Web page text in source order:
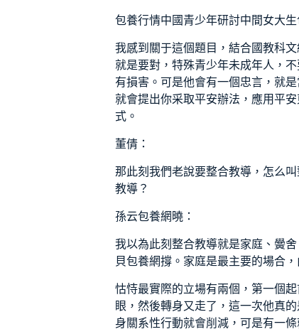
包養行情中國青少年研討中間女大
我感到關于這個題目，結合國教科
就是要對，特殊青少年未成年人，
有損害。可是他會有一個忠言，就
就會提出你采取平安辦法，應用平
式。
董倩：
那此刻我們老說要整合教導，怎么
教導？
孫云包養網曉：
我以為此刻整合教導就是家庭、黌
貝包養網撐。家庭是最主要的場合
怙恃最實際的立場有兩個，第一個
眼，然後轉身又走了，這一次他真
身關系性行動就會削減，可是有一